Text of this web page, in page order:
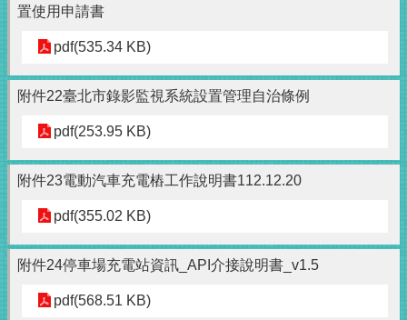
置使用申請書
pdf(535.34 KB)
附件22臺北市錄影監視系統設置管理自治條例
pdf(253.95 KB)
附件23電動汽車充電樁工作說明書112.12.20
pdf(355.02 KB)
附件24停車場充電站資訊_API介接說明書_v1.5
pdf(568.51 KB)